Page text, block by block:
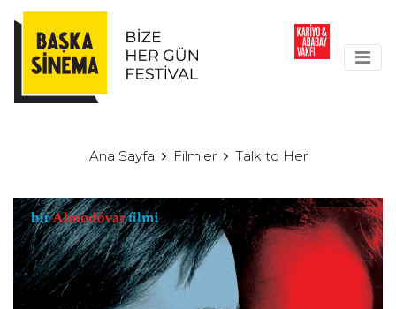
Ana Sayfa Filmler Talk to Her